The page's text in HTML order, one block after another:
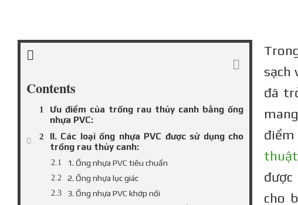
Contents
Ưu điểm của trồng rau thủy canh bằng ống
nhựa PVC:
II. Các loại ống nhựa PVC được sử dụng cho
trồng rau thủy canh:
1. Ống nhựa PVC tiêu chuẩn
2. Ống nhựa lục giác
3. Ống nhựa PVC khớp nối
sạch
đã
điểm
thuật
được
cho